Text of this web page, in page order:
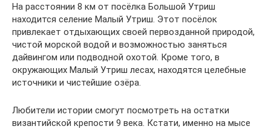
На расстоянии 8 км от посёлка Большой Утриш
находится селение Малый Утриш. Этот посёлок
привлекает отдыхающих своей первозданной природой,
чистой морской водой и возможностью заняться
дайвингом или подводной охотой. Кроме того, в
окружающих Малый Утриш лесах, находятся целебные
источники и чистейшие озёра.
Любители истории смогут посмотреть на остатки
византийской крепости 9 века. Кстати, именно на мысе